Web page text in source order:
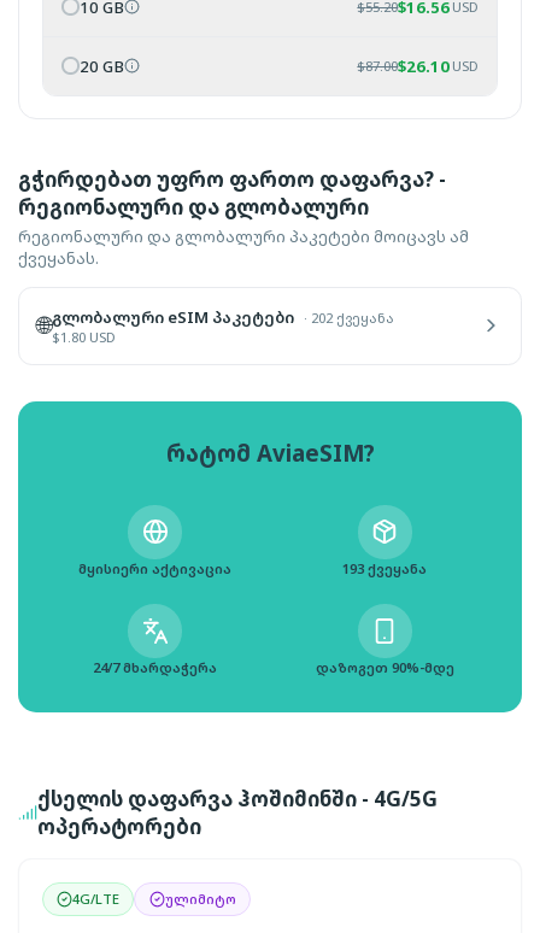
10 GB $55.20$16.56 USD
20 GB $87.00$26.10 USD
გჭირდებათ უფრო ფართო დაფარვა? -
რეგიონალური და გლობალური
რეგიონალური და გლობალური პაკეტები მოიცავს ამ
ქვეყანას.
🌐გლობალური eSIM პაკეტები · 202 ქვეყანა
$1.80 USD
რატომ AviaeSIM?
მყისიერი აქტივაცია 193 ქვეყანა
24/7 მხარდაჭერა დაზოგეთ 90%-მდე
ქსელის დაფარვა ჰოშიმინში - 4G/5G
ოპერატორები
4G/LTE ულიმიტო